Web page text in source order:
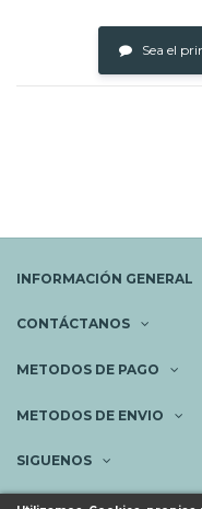
Sea el
INFORMACIÓN GENERAL
CONTÁCTANOS
METODOS DE PAGO
METODOS DE ENVIO
SIGUENOS